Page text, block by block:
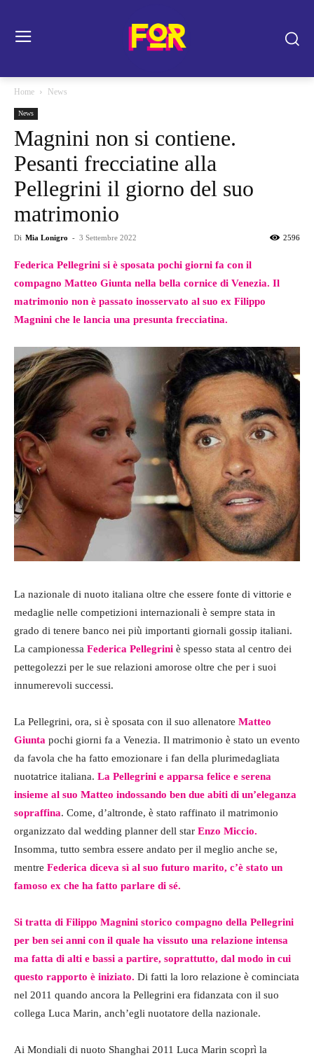
Home News
News
Magnini non si contiene.
Pesanti frecciatine alla
Pellegrini il giorno del suo
matrimonio
Di Mia Lonigro - 3 Settembre 2022 2596
Federica Pellegrini si è sposata pochi giorni fa con il
compagno Matteo Giunta nella bella cornice di Venezia. Il
matrimonio non è passato inosservato al suo ex Filippo
Magnini che le lancia una presunta frecciatina.
La nazionale di nuoto italiana oltre che essere fonte di vittorie e
medaglie nelle competizioni internazionali è sempre stata in
grado di tenere banco nei più importanti giornali gossip italiani.
La campionessa Federica Pellegrini è spesso stata al centro dei
pettegolezzi per le sue relazioni amorose oltre che per i suoi
innumerevoli successi.
La Pellegrini, ora, si è sposata con il suo allenatore Matteo
Giunta pochi giorni fa a Venezia. Il matrimonio è stato un evento
da favola che ha fatto emozionare i fan della plurimedagliata
nuotatrice italiana. La Pellegrini e apparsa felice e serena
insieme al suo Matteo indossando ben due abiti di un’eleganza
sopraffina. Come, d’altronde, è stato raffinato il matrimonio
organizzato dal wedding planner dell star Enzo Miccio.
Insomma, tutto sembra essere andato per il meglio anche se,
mentre Federica diceva sì al suo futuro marito, c’è stato un
famoso ex che ha fatto parlare di sé.
Si tratta di Filippo Magnini storico compagno della Pellegrini
per ben sei anni con il quale ha vissuto una relazione intensa
ma fatta di alti e bassi a partire, soprattutto, dal modo in cui
questo rapporto è iniziato. Di fatti la loro relazione è cominciata
nel 2011 quando ancora la Pellegrini era fidanzata con il suo
collega Luca Marin, anch’egli nuotatore della nazionale.
Ai Mondiali di nuoto Shanghai 2011 Luca Marin scoprì la